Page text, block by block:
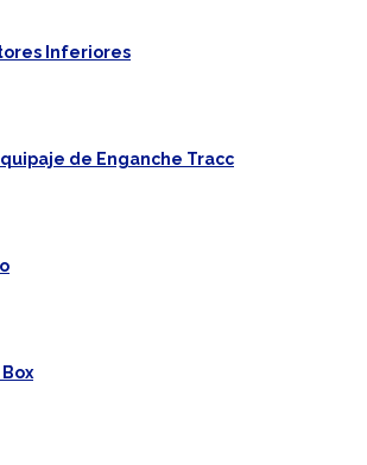
Inferiores
de Enganche Tracc